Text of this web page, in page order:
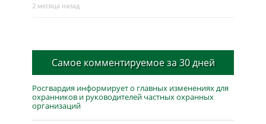
2 месяца назад
Самое комментируемое за 30 дней
Росгвардия информирует о главных изменениях для
охранников и руководителей частных охранных
организаций